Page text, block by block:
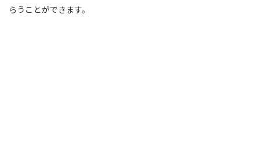
らうことができます。